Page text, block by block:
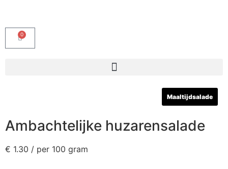
0
Maaltijdsalade
Ambachtelijke huzarensalade
€ 1.30 / per 100 gram